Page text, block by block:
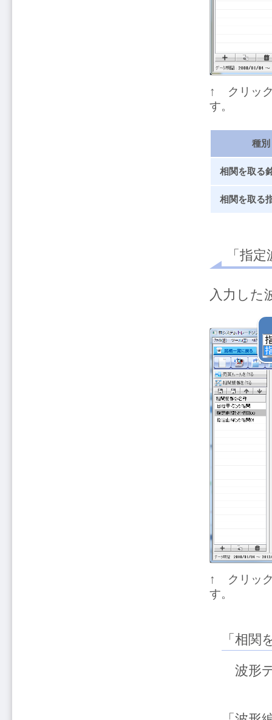
↑ クリック
す。
種別
相関を取る
相関を取る
「指
入力した
↑ クリック
す。
「相関
波形